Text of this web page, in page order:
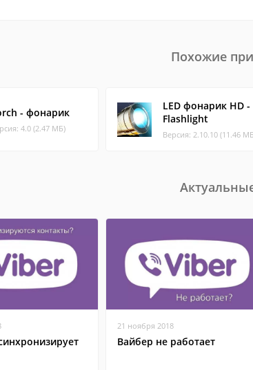
Похожие
- фонарик
4.0 (2.47 МБ)
LED фонарик HD -
Flashlight
Версия: 2.10.10 (11.46
21 ноября 2018
Вайбер не работает